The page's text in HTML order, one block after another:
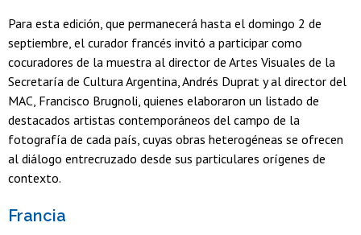
Para esta edición, que permanecerá hasta el domingo 2 de
septiembre, el curador francés invitó a participar como
cocuradores de la muestra al director de Artes Visuales de la
Secretaría de Cultura Argentina, Andrés Duprat y al director del
MAC, Francisco Brugnoli, quienes elaboraron un listado de
destacados artistas contemporáneos del campo de la
fotografía de cada país, cuyas obras heterogéneas se ofrecen
al diálogo entrecruzado desde sus particulares orígenes de
contexto.
Francia